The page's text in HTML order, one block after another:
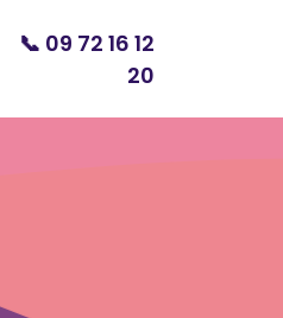
📞 09 72 16 12
20